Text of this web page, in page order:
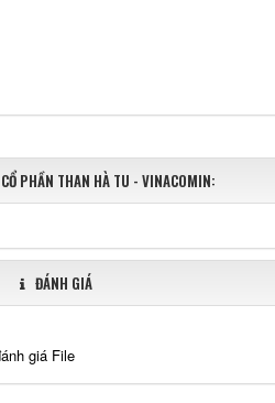
PHẦN THAN HÀ TU - VINACOMIN:
ĐÁNH GIÁ
giá File